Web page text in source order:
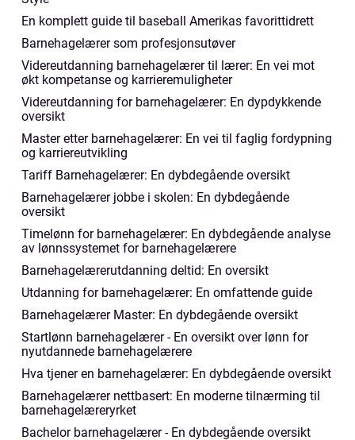
En komplett guide til baseball Amerikas favorittidrett
Barnehagelærer som profesjonsutøver
Videreutdanning barnehagelærer til lærer: En vei mot
økt kompetanse og karrieremuligheter
Videreutdanning for barnehagelærer: En dypdykkende
oversikt
Master etter barnehagelærer: En vei til faglig fordypning
og karriereutvikling
Tariff Barnehagelærer: En dybdegående oversikt
Barnehagelærer jobbe i skolen: En dybdegående
oversikt
Timelønn for barnehagelærer: En dybdegående analyse
av lønnssystemet for barnehagelærere
Barnehagelærerutdanning deltid: En oversikt
Utdanning for barnehagelærer: En omfattende guide
Barnehagelærer Master: En dybdegående oversikt
Startlønn barnehagelærer - En oversikt over lønn for
nyutdannede barnehagelærere
Hva tjener en barnehagelærer: En dybdegående oversikt
Barnehagelærer nettbasert: En moderne tilnærming til
barnehagelæreryrket
Bachelor barnehagelærer - En dybdegående oversikt